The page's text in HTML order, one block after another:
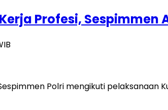
Profesi, Sespimmen
Polri mengikuti pelaksanaan